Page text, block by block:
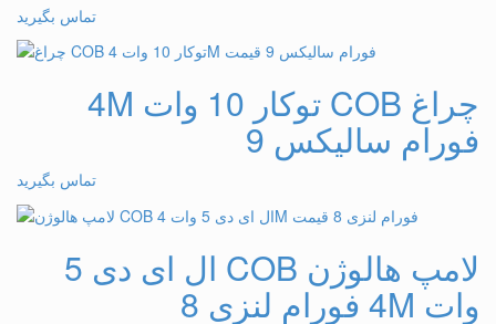
تماس بگیرید
چراغ COB توکار 10 وات 4M
فورام سالیکس 9
تماس بگیرید
لامپ هالوژن COB ال ای دی 5
وات 4M فورام لنزی 8